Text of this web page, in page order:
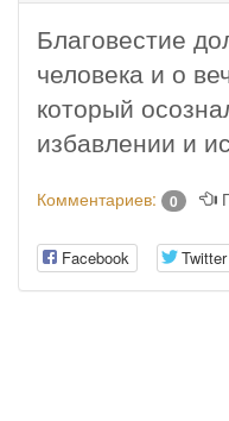
Благовестие
человека и о
который
избавлении и
Комментариев: 0
Facebook Twitter